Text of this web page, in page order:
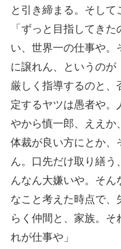
と引き締まる。そして
「ずっと目指してき
い、世界一の仕事や。
に譲れん、というのが
厳しく指導するのと、
定するヤツは愚者や。
やから慎一郎、ええか
体裁が良い方にとか、
ん。口先だけ取り繕
んなん大嫌いや。そ
なこと考えた時点で、
らく仲間と、家族。
れが仕事や」